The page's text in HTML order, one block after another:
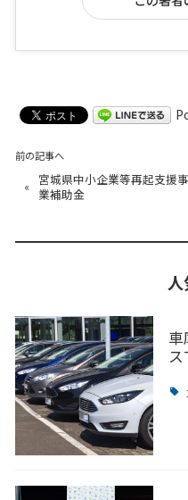
前の記事へ
« 宮城県中小企業等再起支援事
業補助金
車
ス